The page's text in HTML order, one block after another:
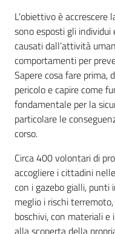
Novità
Servizi
Leggi Atti Bandi
Piani Programmi
Progetti
L'obiettivo è accrescere
sono esposti gli
causati dall’attività
comportamenti per
Sapere cosa fare prima,
pericolo e capire come
fondamentale per la
particolare le
corso.
Circa 400 volontari di
accogliere i cittadini
con i gazebo gialli,
meglio i rischi
boschivi, con materiali
alla scoperta della